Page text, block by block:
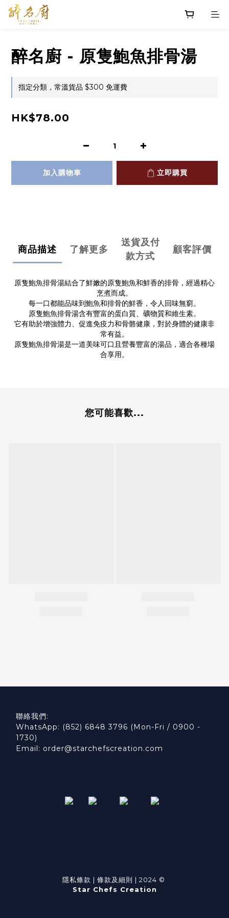
醉名廚 - 原隻鮑魚排骨湯
指定分類，常溫貨品 $300 免運費
HK$78.00
加入購物車 立即購買
商品描述 了解更多
送貨及付
款方式
顧客評價
原隻鮑魚排骨湯結合了鮮嫩的原隻鮑魚和鮮香的排骨，經過精心
烹煮而成。
每一口都能品味到鮑魚和排骨的鮮香，令人回味無窮。
原隻鮑魚排骨湯含有豐富的蛋白質、礦物質和維生素。
它有助於增強體力、促進免疫力和骨骼健康，對於身體的健康非
常有益。
原隻鮑魚排骨湯是一道美味可口且營養豐富的湯品，適合各種場
合享用。
您可能喜歡...
聯絡我們:
WhatsApp: (852) 6848 3796 (Mon-Fri / 0900 -
1730)
Email: order@starchefscreation.com
隱私條款 | 條款及細則 | 2024 ©
Star Chefs Creation